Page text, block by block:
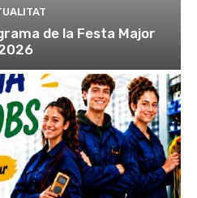
de la Festa Major